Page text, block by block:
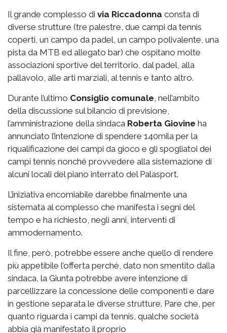
Il grande complesso di via Riccadonna consta di
diverse strutture (tre palestre, due campi da tennis
coperti, un campo da padel, un campo polivalente, una
pista da MTB ed allegato bar) che ospitano molte
associazioni sportive del territorio, dal padel, alla
pallavolo, alle arti marziali, al tennis e tanto altro.
Durante l’ultimo Consiglio comunale, nell’ambito
della discussione sul bilancio di previsione,
l’amministrazione della sindaca Roberta Giovine ha
annunciato l’intenzione di spendere 140mila per la
riqualificazione dei campi da gioco e gli spogliatoi dei
campi tennis nonché provvedere alla sistemazione di
alcuni locali del piano interrato del Palasport.
L’iniziativa encomiabile darebbe finalmente una
sistemata al complesso che manifesta i segni del
tempo e ha richiesto, negli anni, interventi di
ammodernamento.
Il fine, però, potrebbe essere anche quello di rendere
più appetibile l’offerta perché, dato non smentito dalla
sindaca, la Giunta potrebbe avere intenzione di
parcellizzare la concessione delle componenti e dare
in gestione separata le diverse strutture. Pare che, per
quanto riguarda i campi da tennis, qualche società
abbia già manifestato il proprio